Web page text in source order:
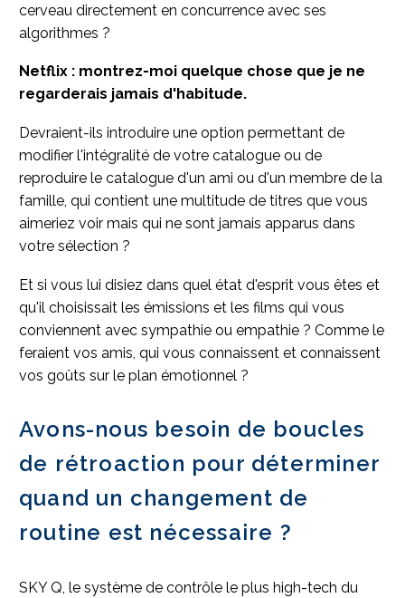
cerveau directement en concurrence avec ses
algorithmes ?
Netflix : montrez-moi quelque chose que je ne
regarderais jamais d'habitude.
Devraient-ils introduire une option permettant de
modifier l'intégralité de votre catalogue ou de
reproduire le catalogue d'un ami ou d'un membre de la
famille, qui contient une multitude de titres que vous
aimeriez voir mais qui ne sont jamais apparus dans
votre sélection ?
Et si vous lui disiez dans quel état d'esprit vous êtes et
qu'il choisissait les émissions et les films qui vous
conviennent avec sympathie ou empathie ? Comme le
feraient vos amis, qui vous connaissent et connaissent
vos goûts sur le plan émotionnel ?
Avons-nous besoin de boucles
de rétroaction pour déterminer
quand un changement de
routine est nécessaire ?
SKY Q, le système de contrôle le plus high-tech du